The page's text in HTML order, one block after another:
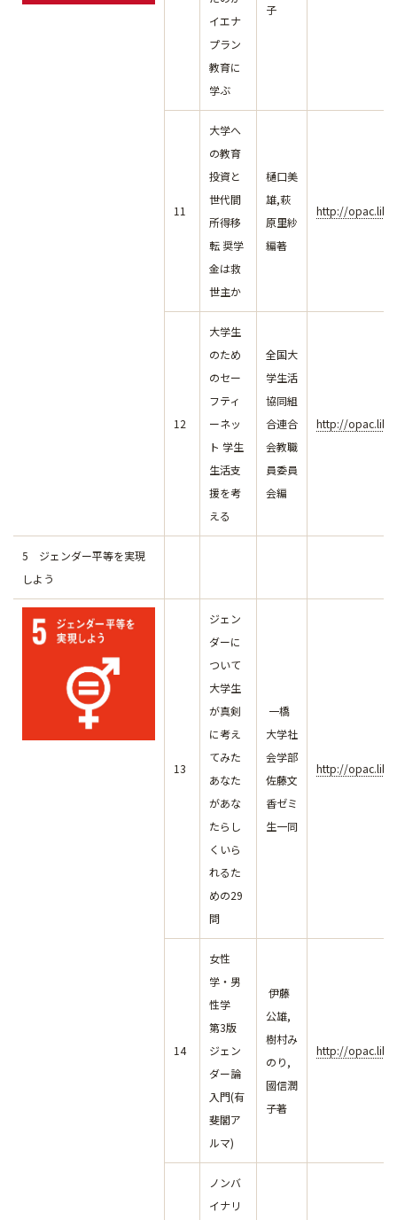
イエナ
プラン
教育に
学ぶ
子
11
大学へ
の教育
投資と
世代間
所得移
転 奨学
金は救
世主か
樋口美
雄,萩
原里紗
編著
http://
12
大学生
のため
のセー
フティ
ーネッ
ト 学生
生活支
援を考
える
全国大
学生活
協同組
合連合
会教職
員委員
会編
http://
5 ジェンダー平等を実現
しよう
13
ジェン
ダーに
ついて
大学生
が真剣
に考え
てみた
あなた
があな
たらし
くいら
れるた
めの29
問
一橋
大学社
会学部
佐藤文
香ゼミ
生一同
http://
14
女性
学・男
性学
第3版
ジェン
ダー論
入門(有
斐閣ア
ルマ)
伊藤
公雄,
樹村み
のり,
國信潤
子著
http://
ノンバ
イナリ